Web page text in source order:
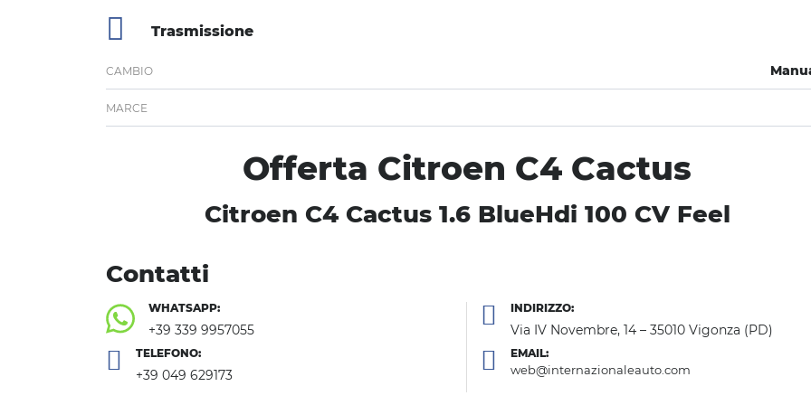
Trasmissione
CAMBIO
MARCE
Offerta Citroen C4 Cactus
Citroen C4 Cactus 1.6 BlueHdi 100 CV Feel
Contatti
WHATSAPP:
+39 339 9957055
TELEFONO:
+39 049 629173
INDIRIZZO:
Via IV Novembre, 14 – 35010 Vigonza (PD)
EMAIL:
web@internazionaleauto.com